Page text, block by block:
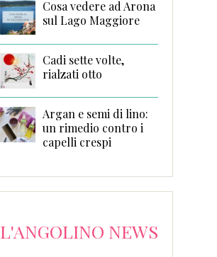
Cosa vedere ad Arona
sul Lago Maggiore
Cadi sette volte,
rialzati otto
Argan e semi di lino:
un rimedio contro i
capelli crespi
L'ANGOLINO NEWS